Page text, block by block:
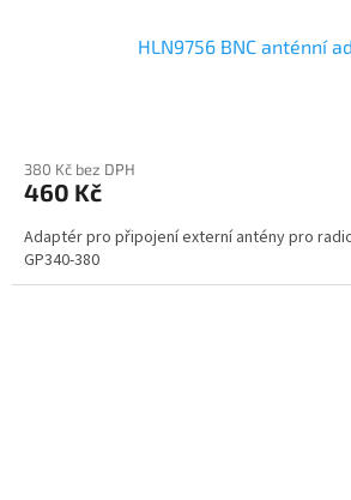
HLN9756 BNC anténní
380 Kč bez DPH
460 Kč
Adaptér pro připojení externí antény pro
GP340-380